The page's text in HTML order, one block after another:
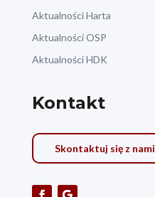
Aktualności Harta
Aktualności OSP
Aktualności HDK
Kontakt
Skontaktuj się z nami